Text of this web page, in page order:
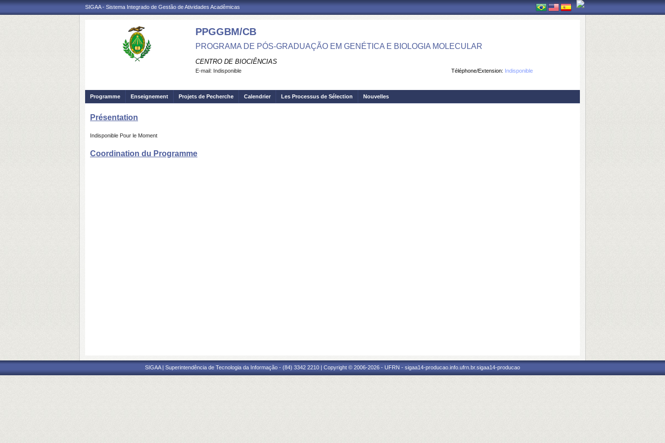
SIGAA - Sistema Integrado de Gestão de Atividades Acadêmicas
PPGGBM/CB
PROGRAMA DE PÓS-GRADUAÇÃO EM GENÉTICA E BIOLOGIA MOLECULAR
CENTRO DE BIOCIÊNCIAS
Téléphone/Extension: Indisponible
E-mail: Indisponible
Programme Enseignement Projets de Pecherche Calendrier Les Processus de Sélection Nouvelles
Présentation
Indisponible Pour le Moment
Coordination du Programme
SIGAA | Superintendência de Tecnologia da Informação - (84) 3342 2210 | Copyright © 2006-2026 - UFRN - sigaa14-producao.info.ufrn.br.sigaa14-producao